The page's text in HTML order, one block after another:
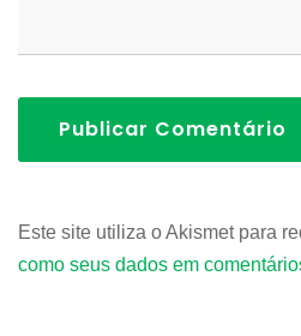
Publicar Comentário
Este site utiliza o Akismet para
como seus dados em